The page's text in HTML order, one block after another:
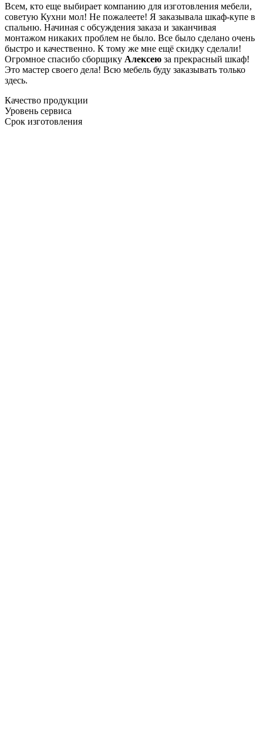
Всем, кто еще выбирает компанию для изготовления мебели,
советую Кухни мол! Не пожалеете! Я заказывала шкаф-купе в
спальню. Начиная с обсуждения заказа и заканчивая
монтажом никаких проблем не было. Все было сделано очень
быстро и качественно. К тому же мне ещё скидку сделали!
Огромное спасибо сборщику Алексею за прекрасный шкаф!
Это мастер своего дела! Всю мебель буду заказывать только
здесь.
Качество продукции
Уровень сервиса
Срок изготовления